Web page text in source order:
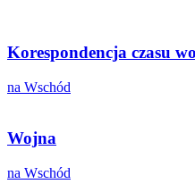
Korespondencja czasu
na Wschód
Wojna
na Wschód